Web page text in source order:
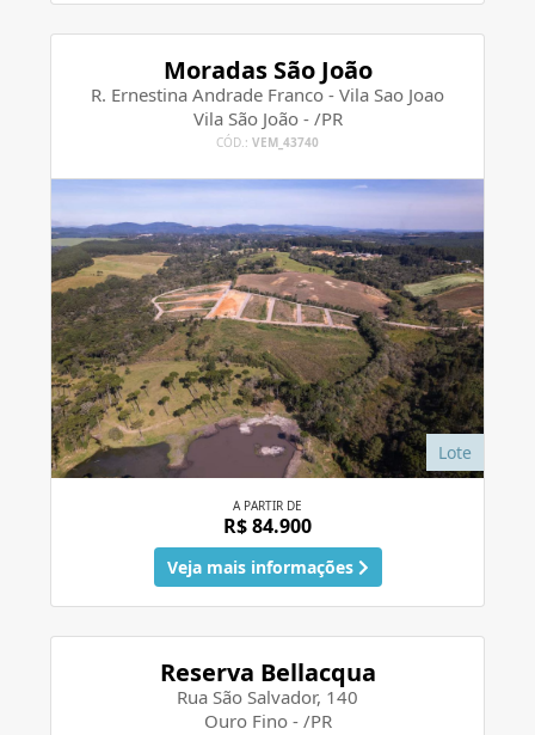
Moradas São João
R. Ernestina Andrade Franco - Vila Sao Joao
Vila São João - /PR
CÓD.: VEM_43740
Lote
A PARTIR DE
R$ 84.900
Veja mais informações
Reserva Bellacqua
Rua São Salvador, 140
Ouro Fino - /PR